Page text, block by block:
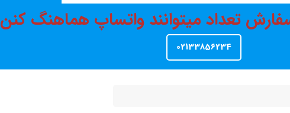
تعداد میتوانند واتساپ هماهنگ کنن
02133856234